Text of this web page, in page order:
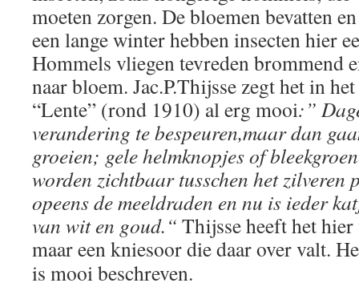
moeten zorgen. De bloemen bevatten
een lange winter hebben insecten hier
Hommels vliegen tevreden brommend
naar bloem. Jac.P.Thijsse zegt het in
“Lente” (rond 1910) al erg mooi:”
verandering te bespeuren,maar dan
groeien; gele helmknopjes of
worden zichtbaar tusschen het zilveren
opeens de meeldraden en nu is ieder
van wit en goud.“ Thijsse heeft het
maar eenkniesoor die daar over valt.
is mooi beschreven.